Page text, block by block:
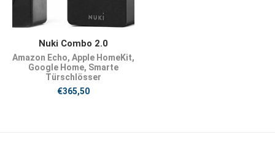
JETZT KAUFEN
Nuki Combo 2.0
Amazon Echo, Apple HomeKit,
Google Home, Smarte
Türschlösser
€365,50